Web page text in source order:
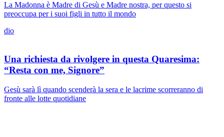
La Madonna è Madre di Gesù e Madre nostra, per questo si
preoccupa per i suoi figli in tutto il mondo
dio
Una richiesta da rivolgere in questa Quaresima:
“Resta con me, Signore”
Gesù sarà lì quando scenderà la sera e le lacrime scorreranno di
fronte alle lotte quotidiane